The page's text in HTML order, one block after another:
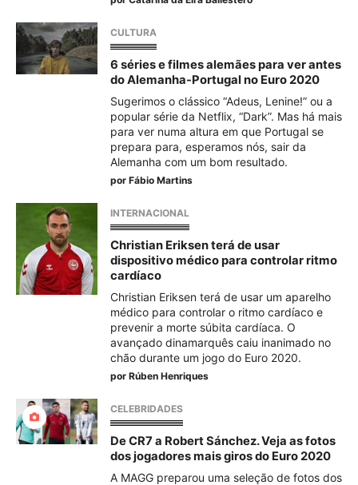
CULTURA
6 séries e filmes alemães para ver antes
do Alemanha-Portugal no Euro 2020
Sugerimos o clássico “Adeus, Lenine!” ou a
popular série da Netflix, “Dark”. Mas há mais
para ver numa altura em que Portugal se
prepara para, esperamos nós, sair da
Alemanha com um bom resultado.
por Fábio Martins
INTERNACIONAL
Christian Eriksen terá de usar
dispositivo médico para controlar ritmo
cardíaco
Christian Eriksen terá de usar um aparelho
médico para controlar o ritmo cardíaco e
prevenir a morte súbita cardíaca. O
avançado dinamarquês caiu inanimado no
chão durante um jogo do Euro 2020.
por Rúben Henriques
CELEBRIDADES
De CR7 a Robert Sánchez. Veja as fotos
dos jogadores mais giros do Euro 2020
A MAGG preparou uma seleção de fotos dos